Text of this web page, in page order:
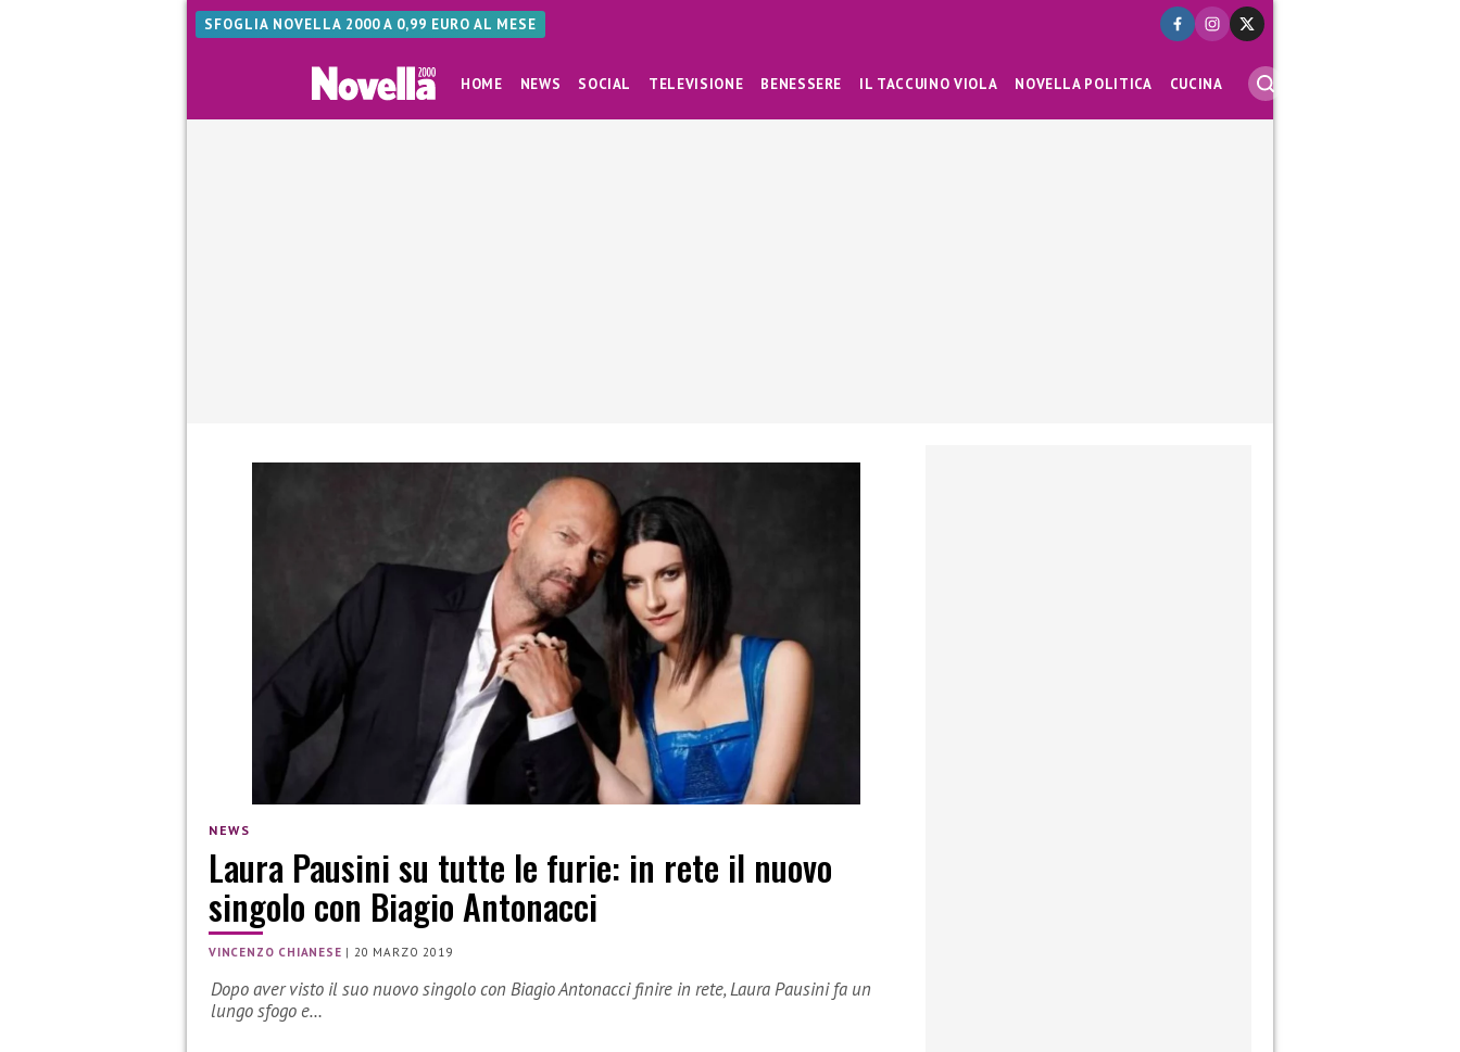
SFOGLIA NOVELLA 2000 A 0,99 EURO AL MESE
HOME NEWS SOCIAL TELEVISIONE BENESSERE IL TACCUINO VIOLA NOVELLA POLITICA CUCINA
NEWS
Laura Pausini su tutte le furie: in rete il nuovo
singolo con Biagio Antonacci
VINCENZO CHIANESE |20 MARZO 2019
Dopo aver visto il suo nuovo singolo con Biagio Antonacci finire in rete, Laura Pausini fa un
lungo sfogo e…